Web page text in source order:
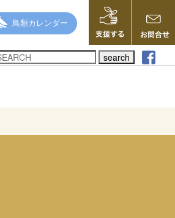
鳥類カレンダー
search